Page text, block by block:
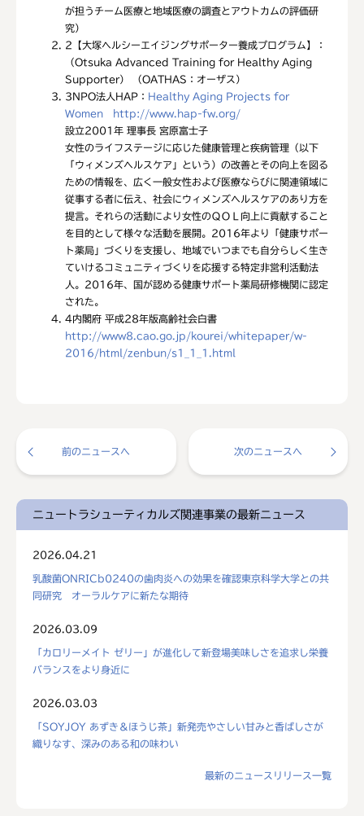
が担うチーム医療と地域医療の調査とアウトカムの評価研
究）
2 【大塚ヘルシーエイジングサポーター養成プログラム】：
（Otsuka Advanced Training for Healthy Aging
Supporter） （OATHAS：オーザス）
3NPO法人HAP： Healthy Aging Projects for
Women http://www.hap-fw.org/
設立2001年 理事長 宮原富士子
女性のライフステージに応じた健康管理と疾病管理（以下
「ウィメンズヘルスケア」という）の改善とその向上を図る
ための情報を、広く一般女性および医療ならびに関連領域に
従事する者に伝え、社会にウィメンズヘルスケアのあり方を
提言。それらの活動により女性のＱＯＬ向上に貢献すること
を目的として様々な活動を展開。2016年より「健康サポー
ト薬局」づくりを支援し、地域でいつまでも自分らしく生き
ていけるコミュニティづくりを応援する特定非営利活動法
人。2016年、国が認める健康サポート薬局研修機関に認定
された。
4内閣府 平成28年版高齢社会白書
http://www8.cao.go.jp/kourei/whitepaper/w-
2016/html/zenbun/s1_1_1.html
前のニュースへ 次のニュースへ
ニュートラシューティカルズ関連事業の最新ニュース
2026.04.21
乳酸菌ONRICb0240の歯肉炎への効果を確認東京科学大学との共
同研究 オーラルケアに新たな期待
2026.03.09
「カロリーメイト ゼリー」が進化して新登場美味しさを追求し栄養
バランスをより身近に
2026.03.03
「SOYJOY あずき＆ほうじ茶」新発売やさしい甘みと香ばしさが
織りなす、深みのある和の味わい
最新のニュースリリース一覧